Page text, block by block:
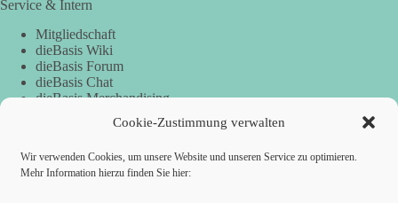
Cookie-Zustimmung verwalten
Wir verwenden Cookies, um unsere Website und unseren Service zu optimieren.
Mehr Information hierzu finden Sie hier:
Service & Intern
Mitgliedschaft
dieBasis Wiki
dieBasis Forum
dieBasis Chat
dieBasis Merchandising
Spenden